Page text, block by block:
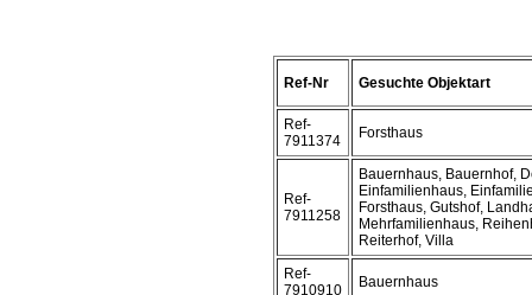
Ref-Nr Gesuchte Objektart
Ref-
7911374
Forsthaus
Ref-
7911258
Bauernhaus, Bauernhof,
Einfamilienhaus,
Forsthaus, Gutshof,
Mehrfamilienhaus,
Reiterhof, Villa
Ref-
7910910
Bauernhaus